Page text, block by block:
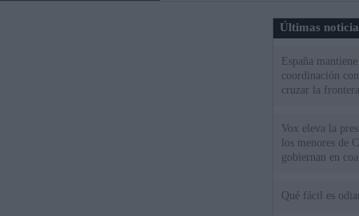
Últimas
España
coordinación
cruzar la
Vox eleva la
los menores de
gobiernan en
Qué fácil es